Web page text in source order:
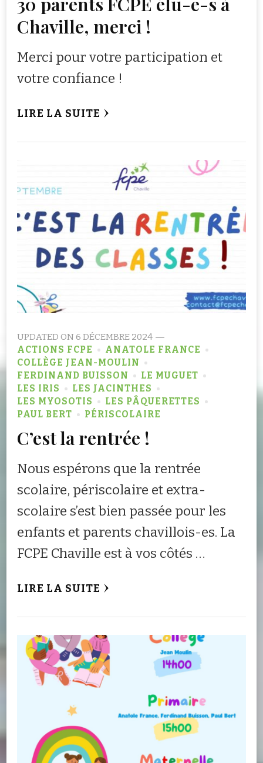
Chaville, merci !
Merci pour votre participation et
votre confiance !
LIRE LA SUITE
UPDATED ON 6 DÉCEMBRE 2024
ACTIONS FCPE
ANATOLE FRANCE
COLLÈGE JEAN-MOULIN
FERDINAND BUISSON
LE MUGUET
LES IRIS
LES JACINTHES
LES MYOSOTIS
LES PÂQUERETTES
PAUL BERT
PÉRISCOLAIRE
C’est la rentrée !
Nous espérons que la rentrée
scolaire, périscolaire et extra-
scolaire s’est bien passée pour les
enfants et parents chavillois-es. La
FCPE Chaville est à vos côtés …
LIRE LA SUITE